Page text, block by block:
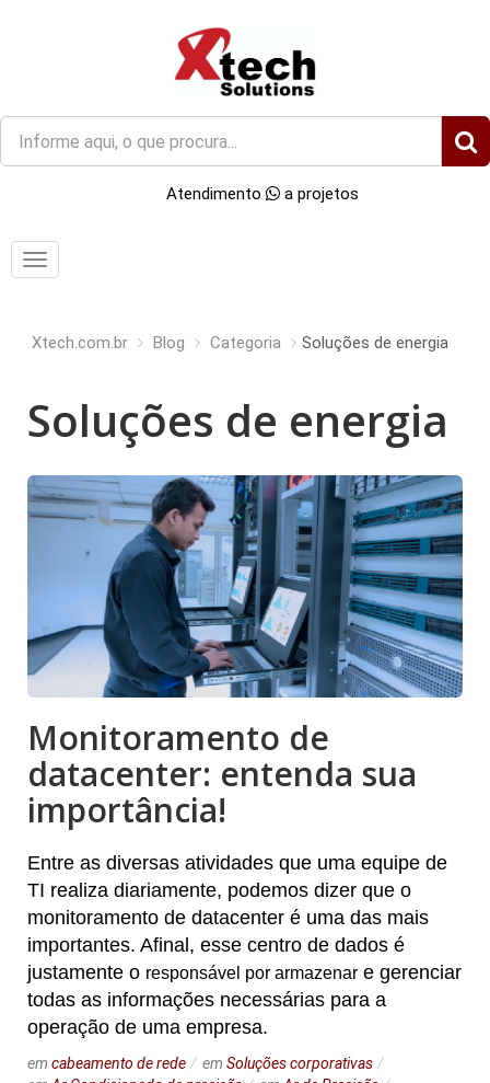
O
que
você
Atendimento a projetos
Menu
Xtech.com.br Blog Categoria Soluções de energia
Soluções de energia
Monitoramento de
datacenter: entenda sua
importância!
Entre as diversas atividades que uma equipe de
TI realiza diariamente, podemos dizer que o
monitoramento de datacenter é uma das mais
importantes. Afinal, esse centro de dados é
justamente o responsável por armazenar e gerenciar
todas as informações necessárias para a
operação de uma empresa.
em cabeamento de rede em Soluções corporativas